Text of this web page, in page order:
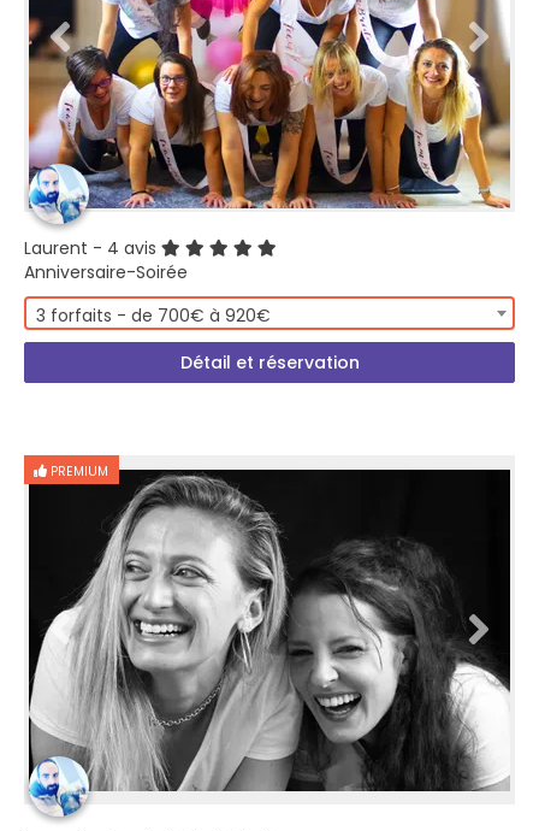
Laurent - 4 avis
Anniversaire-Soirée
3 forfaits - de 700€ à 920€
Détail et réservation
PREMIUM